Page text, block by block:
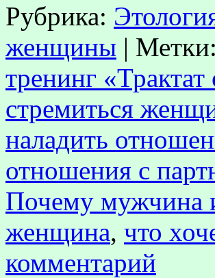
Рубрика:
женщины | Метки:
тренинг
стремиться
наладить
отношения с
Почему мужчина
женщина, что
комментарий